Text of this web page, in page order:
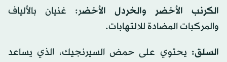
الكرنب الأخضر والخردل الأخضر: غنيان بالألياف
والمركبات المضادة للالتهابات.
السلق: يحتوي على حمض السيرنجيك، الذي يساعد